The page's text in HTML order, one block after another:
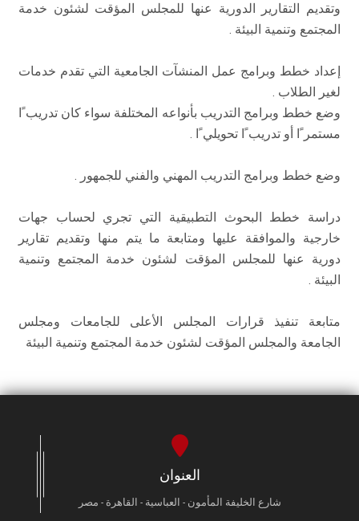
وتقديم التقارير الدورية عنها للمجلس المؤقت لشئون خدمة
المجتمع وتنمية البيئة .
إعداد خطط وبرامج عمل المنشآت الجامعية التي تقدم خدمات
لغير الطلاب .
وضع خطط وبرامج التدريب بأنواعه المختلفة سواء كان تدريبﹰا
مستمرﹰا أو تدريبﹰا تحويليﹰا .
وضع خطط وبرامج التدريب المهني والفني للجمهور .
دراسة خطط البحوث التطبيقية التي تجري لحساب جهات
خارجية والموافقة عليها ومتابعة ما يتم منها وتقديم تقارير
دورية عنها للمجلس المؤقت لشئون خدمة المجتمع وتنمية
البيئة .
متابعة تنفيذ قرارات المجلس الأعلى للجامعات ومجلس
الجامعة والمجلس المؤقت لشئون خدمة المجتمع وتنمية البيئة
العنوان
شارع الخليفة المأمون - العباسية - القاهرة - مصر